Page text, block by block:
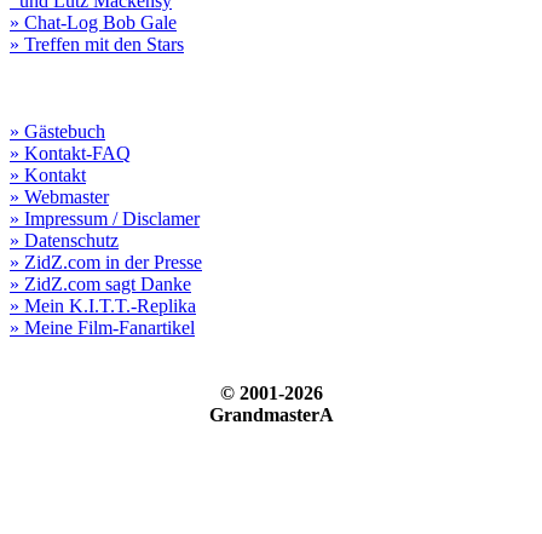
» Chat-Log Bob Gale
» Treffen mit den Stars
» Gästebuch
» Kontakt-FAQ
» Kontakt
» Webmaster
» Impressum / Disclamer
» Datenschutz
» ZidZ.com in der Presse
» ZidZ.com sagt Danke
» Mein K.I.T.T.-Replika
» Meine Film-Fanartikel
© 2001-2026
GrandmasterA